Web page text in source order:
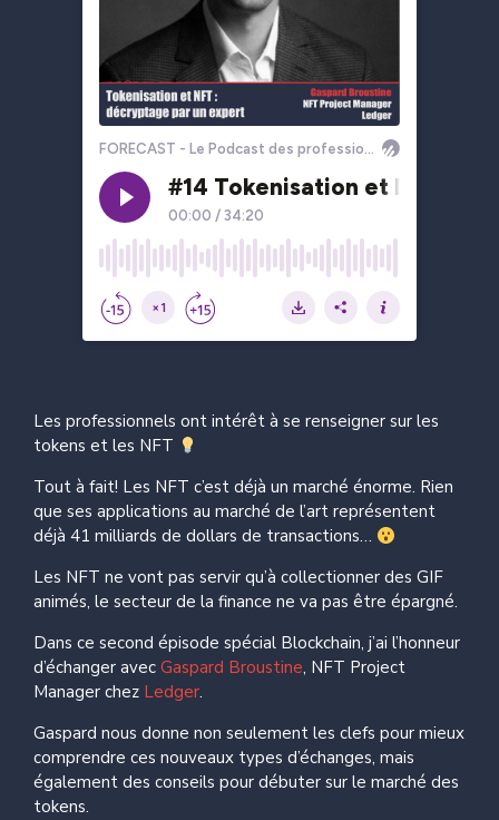
Les professionnels ont intérêt à se renseigner sur les
tokens et les NFT
Tout à fait! Les NFT c’est déjà un marché énorme. Rien
que ses applications au marché de l’art représentent
déjà 41 milliards de dollars de transactions…
Les NFT ne vont pas servir qu’à collectionner des GIF
animés, le secteur de la finance ne va pas être épargné.
Dans ce second épisode spécial Blockchain, j’ai l’honneur
d’échanger avec Gaspard Broustine, NFT Project
Manager chez Ledger.
Gaspard nous donne non seulement les clefs pour mieux
comprendre ces nouveaux types d’échanges, mais
également des conseils pour débuter sur le marché des
tokens.